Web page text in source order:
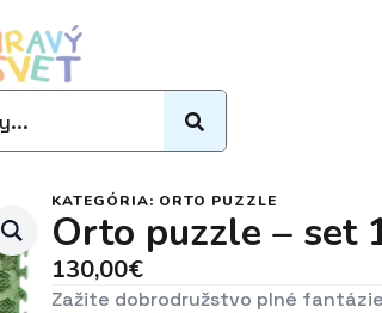
KATEGÓRIA: ORTO PUZZLE
Orto puzzle – set
130,00€
Zažite dobrodružstvo plné fantázie